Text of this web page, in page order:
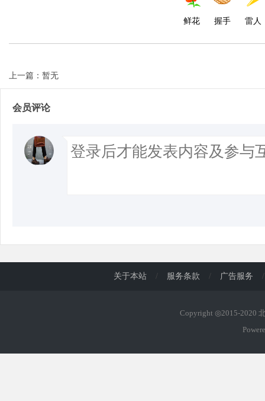
鲜花 握手 雷人
上一篇：暂无
会员评论
关于本站 / 服务条款 / 广告服务 /
Copyright ◎2015-2020